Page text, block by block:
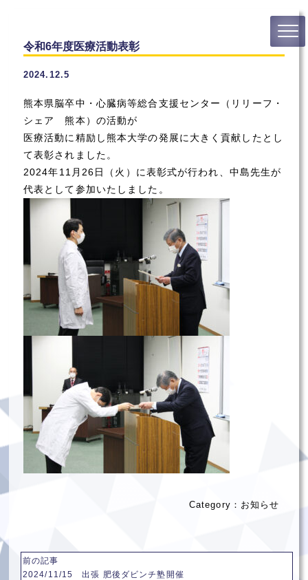
令和6年度医療活動表彰
2024.12.5
熊本県脳卒中・心臓病等総合支援センター（リリーフ・
シェア 熊本）の活動が
医療活動に精励し熊本大学の発展に大きく貢献したとし
て表彰されました。
2024年11月26日（火）に表彰式が行われ、中島先生が
代表として参加いたしました。
Category： お知らせ
前の記事
2024/11/15 出張 肥後ダビンチ塾開催